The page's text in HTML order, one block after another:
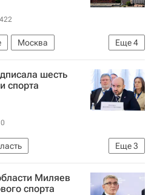
422
Еще4
Москва
Properties
недвижимость
шесть
спорта
Еще3
Борис Гришин
Миляев
спорта